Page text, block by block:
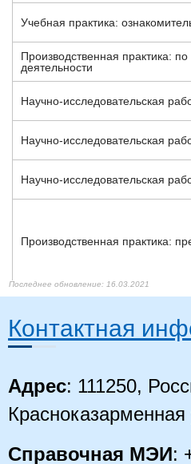
16.03.2021
16.03.2021
16.03.2021
16.03.2021
16.03.2021
16.03.2021
Учебная практика:
16.03.2021
Производственная практика:
деятельности
16.03.2021
Научно-исследовательская
16.03.2021
Научно-исследовательская
16.03.2021
Научно-исследовательская
16.03.2021
Производственная практика:
16.03.2021
Контактная
Адрес: 111250,
Справочная МЭИ: